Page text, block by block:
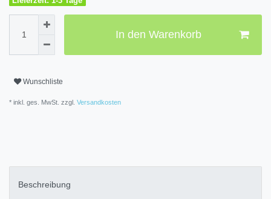
In den Warenkorb
Wunschliste
* inkl. ges. MwSt. zzgl. Versandkosten
Beschreibung